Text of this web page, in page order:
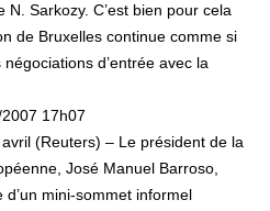
N. Sarkozy. C’est bien pour cela
de Bruxelles continue comme si
négociations d’entrée avec la
17h07
(Reuters) – Le président de la
José Manuel Barroso,
d’un mini-sommet informel